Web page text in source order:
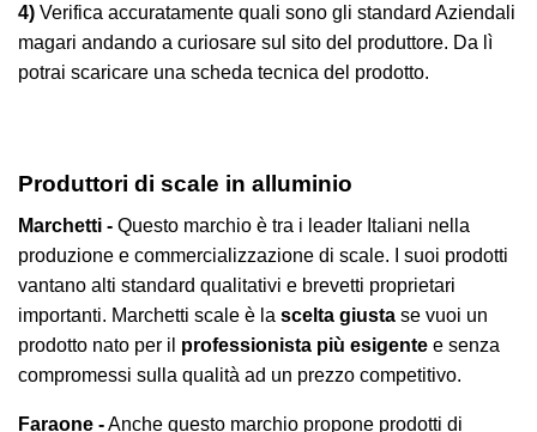
4) Verifica accuratamente quali sono gli standard Aziendali
magari andando a curiosare sul sito del produttore. Da lì
potrai scaricare una scheda tecnica del prodotto.
Produttori di scale in alluminio
Marchetti - Questo marchio è tra i leader Italiani nella
produzione e commercializzazione di scale. I suoi prodotti
vantano alti standard qualitativi e brevetti proprietari
importanti. Marchetti scale è la scelta giusta se vuoi un
prodotto nato per il professionista più esigente e senza
compromessi sulla qualità ad un prezzo competitivo.
Faraone -Anche questo marchio propone prodotti di